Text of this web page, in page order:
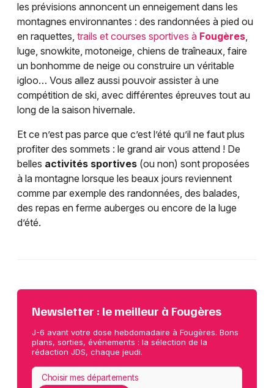
les prévisions annoncent un enneigement dans les
montagnes environnantes : des randonnées à pied ou
en raquettes, trails et courses sportives à Fougères,
luge, snowkite, motoneige, chiens de traîneaux, faire
un bonhomme de neige ou construire un véritable
igloo… Vous allez aussi pouvoir assister à une
compétition de ski, avec différentes épreuves tout au
long de la saison hivernale.
Et ce n’est pas parce que c’est l’été qu’il ne faut plus
profiter des sommets : le grand air vous attend ! De
belles activités sportives (ou non) sont proposées
à la montagne lorsque les beaux jours reviennent
comme par exemple des randonnées, des balades,
des repas en ferme auberges ou encore de la luge
d’été.
Newsletter : le meilleur à Fougères
J-6 avant votre dose hebdomadaire à Fougères. Bons
plans, sorties, événements : la sélection de la
rédaction JDS, chaque jeudi.
Choisir mes départements